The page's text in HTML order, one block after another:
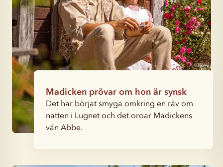
Madicken prövar om hon är synsk
Det har börjat smyga omkring en räv om
natten i Lugnet och det oroar Madickens
vän Abbe.